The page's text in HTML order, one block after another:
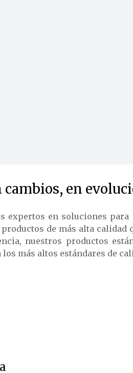
en
expertos en soluciones para
de más alta calidad
nuestros productos
más altos estándares de